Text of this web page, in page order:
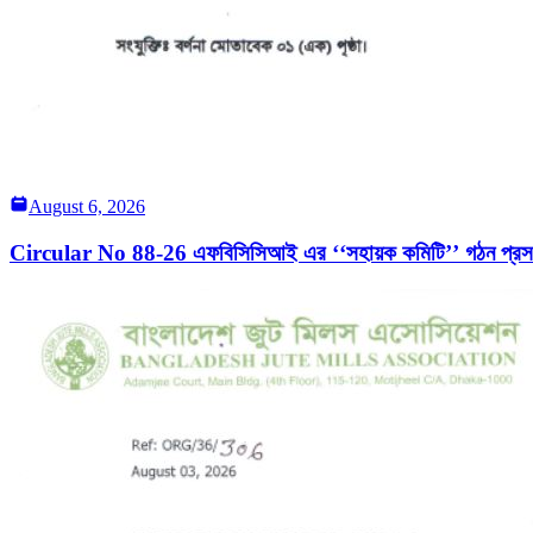
August 6, 2026
Circular No 88-26 এফবিসিসিআই এর ‘‘সহায়ক কমিটি’’ গঠন